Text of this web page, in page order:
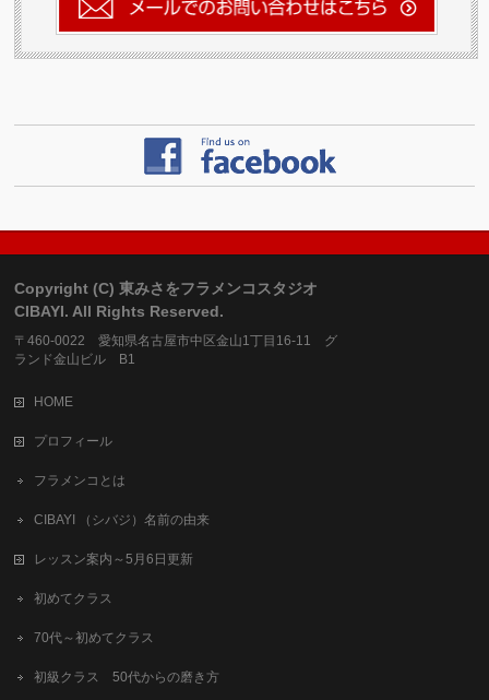
Copyright (C) 東みさをフラメンコスタジオ
CIBAYI. All Rights Reserved.
〒460-0022 愛知県名古屋市中区金山1丁目16-11 グ
ランド金山ビル B1
HOME
プロフィール
フラメンコとは
CIBAYI （シバジ）名前の由来
レッスン案内～5月6日更新
初めてクラス
70代～初めてクラス
初級クラス 50代からの磨き方